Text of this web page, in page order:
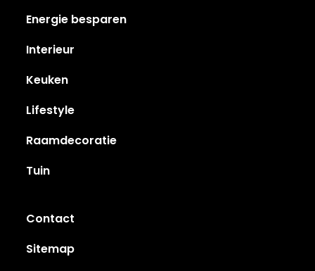
Energie besparen
Interieur
Keuken
Lifestyle
Raamdecoratie
Tuin
Contact
Sitemap